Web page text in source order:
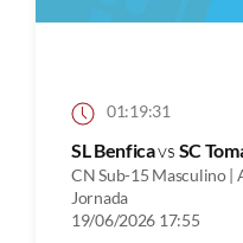
01:19:31
SL Benficavs SC
CN Sub-15 Masculino |
Jornada
19/06/2026 17:55